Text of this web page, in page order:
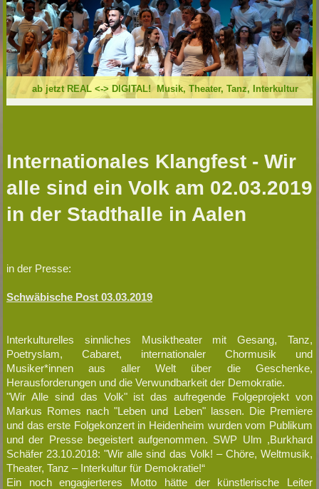
ab jetzt REAL <-> DIGITAL! Musik, Theater, Tanz, Interkultur
Internationales Klangfest - Wir
alle sind ein Volk am 02.03.2019
in der Stadthalle in Aalen
in der Presse:
Schwäbische Post 03.03.2019
Interkulturelles sinnliches Musiktheater mit Gesang, Tanz,
Poetryslam, Cabaret, internationaler Chormusik und
Musiker*innen aus aller Welt über die Geschenke,
Herausforderungen und die Verwundbarkeit der Demokratie.
"Wir Alle sind das Volk" ist das aufregende Folgeprojekt von
Markus Romes nach "Leben und Leben" lassen. Die Premiere
und das erste Folgekonzert in Heidenheim wurden vom Publikum
und der Presse begeistert aufgenommen. SWP Ulm ,Burkhard
Schäfer 23.10.2018: "Wir alle sind das Volk! – Chöre, Weltmusik,
Theater, Tanz – Interkultur für Demokratie!“
Ein noch engagierteres Motto hätte der künstlerische Leiter